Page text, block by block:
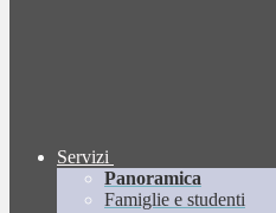
Servizi
Panoramica
Famiglie e studenti